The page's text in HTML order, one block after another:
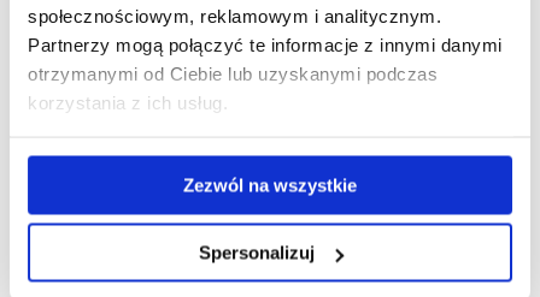
społecznościowym, reklamowym i analitycznym.
Partnerzy mogą połączyć te informacje z innymi danymi
otrzymanymi od Ciebie lub uzyskanymi podczas
korzystania z ich usług.
Zezwól na wszystkie
Spersonalizuj
Powierzchnia:
Cel udostępnienia:
- ćwiczenia na instrumentach klawiszowych i strunowych
Kontakt:
e-mail:pkot@ur.edu.pl